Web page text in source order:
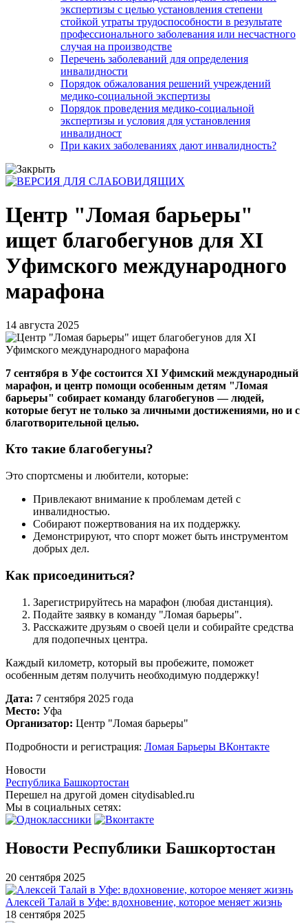
экспертизы с целью установления степени
стойкой утраты трудоспособности в результате
профессионального заболевания или несчастного
случая на производстве
Перечень заболеваний для определения
инвалидности
Порядок обжалования решений учреждений
медико-социальной экспертизы
Порядок проведения медико-социальной
экспертизы и условия для установления
инвалидност
При каких заболеваниях дают инвалидность?
Центр "Ломая барьеры"
ищет благобегунов для XI
Уфимского международного
марафона
14 августа 2025
7 сентября в Уфе состоится XI Уфимский международный
марафон, и центр помощи особенным детям "Ломая
барьеры" собирает команду благобегунов — людей,
которые бегут не только за личными достижениями, но и с
благотворительной целью.
Кто такие благобегуны?
Это спортсмены и любители, которые:
Привлекают внимание к проблемам детей с
инвалидностью.
Собирают пожертвования на их поддержку.
Демонстрируют, что спорт может быть инструментом
добрых дел.
Как присоединиться?
Зарегистрируйтесь на марафон (любая дистанция).
Подайте заявку в команду "Ломая барьеры".
Расскажите друзьям о своей цели и собирайте средства
для подопечных центра.
Каждый километр, который вы пробежите, поможет
особенным детям получить необходимую поддержку!
Дата: 7 сентября 2025 года
Место: Уфа
Организатор: Центр "Ломая барьеры"
Подробности и регистрация: Ломая Барьеры ВКонтакте
Новости
Республика Башкортостан
Перешел на другой домен citydisabled.ru
Мы в социальных сетях:
Новости Республики Башкортостан
20 сентября 2025
Алексей Талай в Уфе: вдохновение, которое меняет жизнь
18 сентября 2025